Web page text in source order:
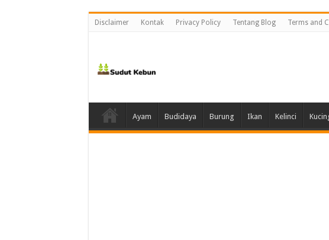
Disclaimer Kontak Privacy Policy Tentang Blog Terms and
Ayam Budidaya Burung Ikan Kelinci